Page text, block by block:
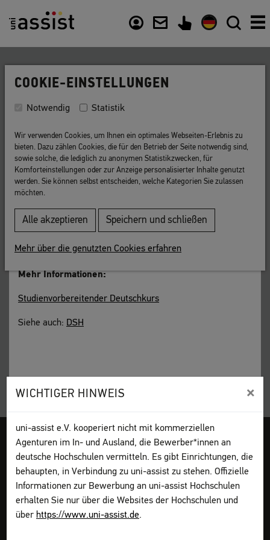
WICHTIGER HINWEIS ×
uni-assist e.V. kooperiert nicht mit kommerziellen
Agenturen im In- und Ausland, die Bewerber*innen an
deutsche Hochschulen vermitteln. Es gibt Einrichtungen, die
behaupten, in Verbindung zu uni-assist zu stehen. Offizielle
Informationen zur Bewerbung an uni-assist Hochschulen
erhalten Sie nur über die Websites der Hochschulen und
über https://www.uni-assist.de.
Zurück zur Liste
Studienvorbereitender
Deutschkurs
Spezieller Deutschkurs an manchen
Hochschulen.
Spezieller Deutschkurs an manchen Hochschulen, in dem
Studium nötig sind. Er endet mit derDSH
Mehr Informationen:
Studienvorbereitender Deutschkurs
Siehe auch: DSH
Impressum AGB Datenschutz Sitemap My assist
DGS
Kontakt
Seite drucken
Bewerben
Vorab informieren
COOKIE-EINSTELLUNGEN
Notwendig Statistik
Wir verwenden Cookies, um Ihnen ein optimales Webseiten-Erlebnis zu
bieten. Dazu zählen Cookies, die für den Betrieb der Seite notwendig sind,
sowie solche, die lediglich zu anonymen Statistikzwecken, für
Komforteinstellungen oder zur Anzeige personalisierter Inhalte genutzt
werden. Sie können selbst entscheiden, welche Kategorien Sie zulassen
möchten.
Alle akzeptieren Speichern und schließen
Mehr über die genutzten Cookies erfahren